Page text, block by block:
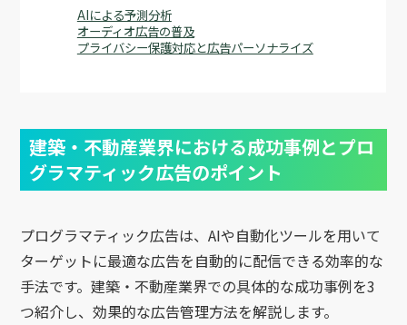
AIによる予測分析
オーディオ広告の普及
プライバシー保護対応と広告パーソナライズ
建築・不動産業界における成功事例とプロ
グラマティック広告のポイント
プログラマティック広告は、AIや自動化ツールを用いて
ターゲットに最適な広告を自動的に配信できる効率的な
手法です。建築・不動産業界での具体的な成功事例を3
つ紹介し、効果的な広告管理方法を解説します。